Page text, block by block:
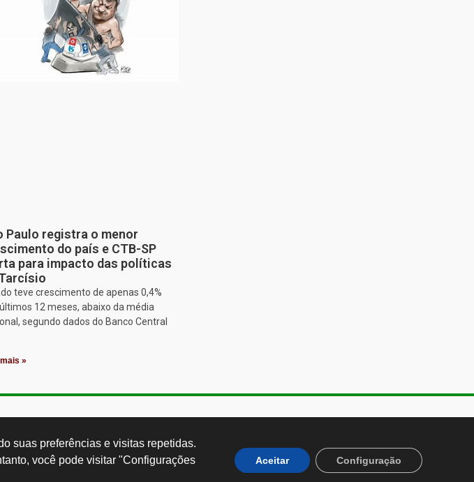
Paulo registra o menor
do país e CTB-SP
para impacto das políticas
teve crescimento de apenas 0,4%
12 meses, abaixo da média
segundo dados do Banco Central
»
Paulo - SP - Brasil CEP: 01251-001
suas preferências e visitas repetidas.
você pode visitar "Configurações
Aceitar Configuração